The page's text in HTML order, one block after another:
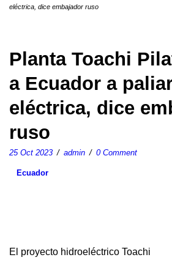
eléctrica, dice embajador ruso
Planta Toachi
a Ecuador a
eléctrica, dice
ruso
25 Oct 2023 / admin / 0 Comment
Ecuador
El proyecto hidroeléctrico Toachi